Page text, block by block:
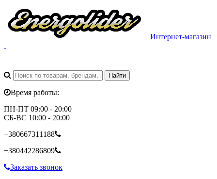
Интернет-магазин
Время работы:
ПН-ПТ 09:00 - 20:00
СБ-ВС 10:00 - 20:00
+380667311188
+380442286809
Заказать звонок